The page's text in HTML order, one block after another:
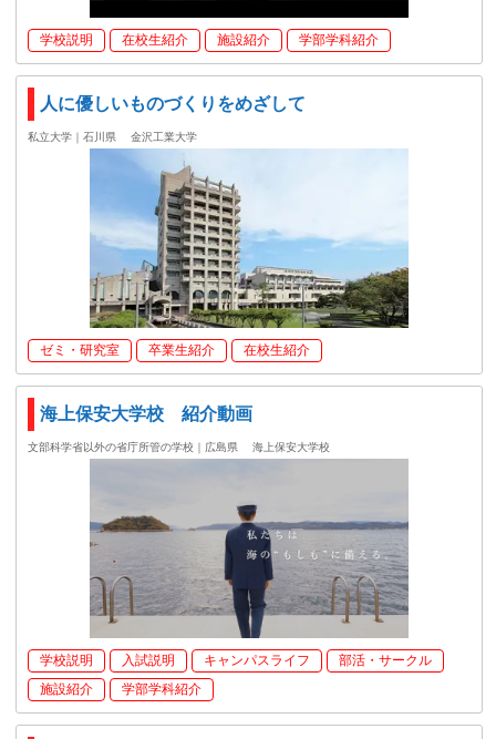
学校説明 在校生紹介 施設紹介 学部学科紹介
人に優しいものづくりをめざして
私立大学｜石川県 金沢工業大学
ゼミ・研究室 卒業生紹介 在校生紹介
海上保安大学校 紹介動画
文部科学省以外の省庁所管の学校｜広島県 海上保安大学校
学校説明 入試説明 キャンパスライフ
部活・サークル
施設紹介
学部学科紹介